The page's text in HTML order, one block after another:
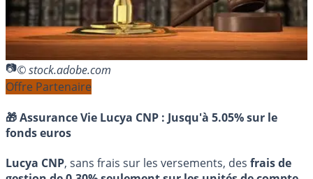
© stock.adobe.com
Offre Partenaire
🎁 Assurance Vie Lucya CNP : Jusqu'à 5.05% sur le
fonds euros
Lucya CNP, sans frais sur les versements, des frais de